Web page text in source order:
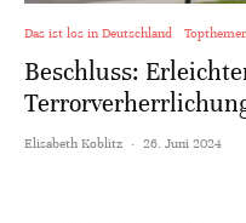
Das ist los in Deutschland
Beschluss:
Elisabeth Koblitz · 26. Juni 2024